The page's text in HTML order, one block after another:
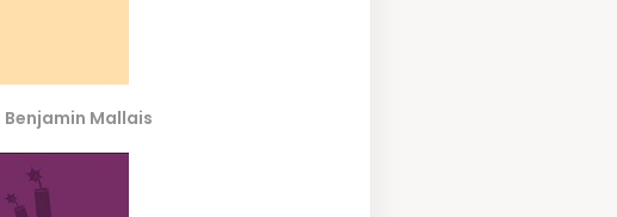
Benjamin Mallais